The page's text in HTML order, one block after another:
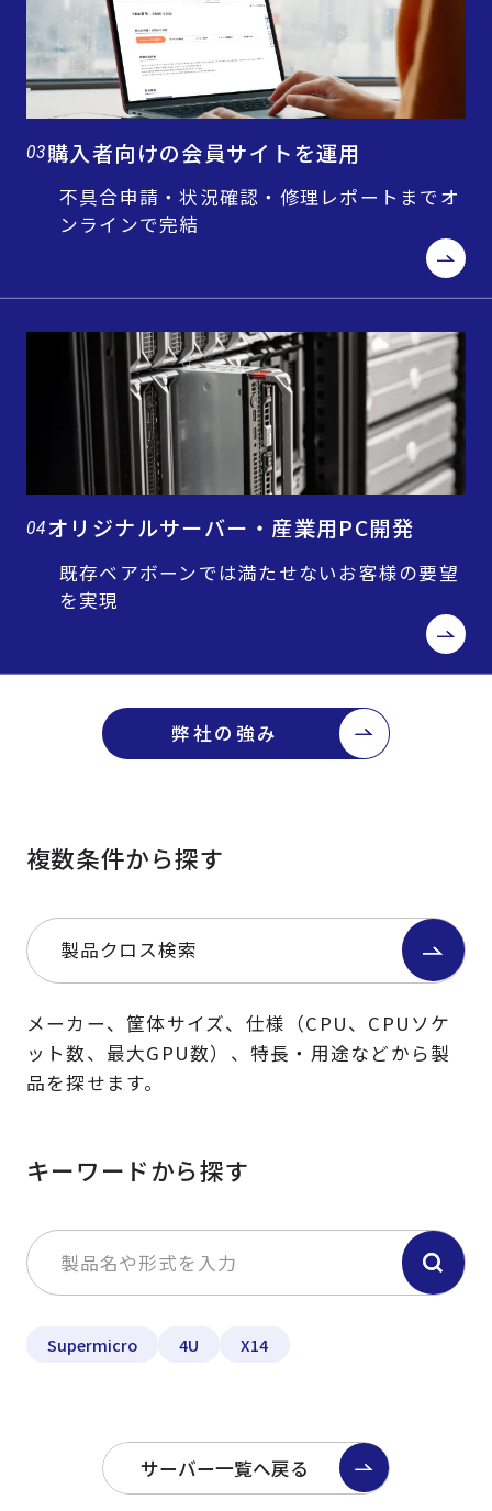
03購入者向けの会員サイトを運用
不具合申請・状況確認・修理レポートまでオ
ンラインで完結
04オリジナルサーバー・産業用PC開発
既存ベアボーンでは満たせないお客様の要望
を実現
弊社の強み
複数条件から探す
製品クロス検索
メーカー、筐体サイズ、仕様（CPU、CPUソケ
ット数、最大GPU数）、特長・用途などから製
品を探せます。
キーワードから探す
Supermicro 4U X14
サーバー一覧へ戻る